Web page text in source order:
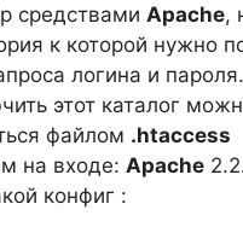
средствами Apache,
к которой нужно
логина и пароля.
этот каталог
файлом .htaccess
на входе: Apache
конфиг :